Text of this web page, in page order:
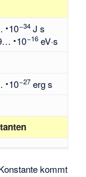
e 34 J s
e 16 eV·s
e 27 erg s
kommt